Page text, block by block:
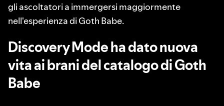
gli ascoltatori a immergersi maggiormente
nell'esperienza di Goth Babe.
Discovery Mode ha dato nuova
vita ai brani del catalogo di Goth
Babe